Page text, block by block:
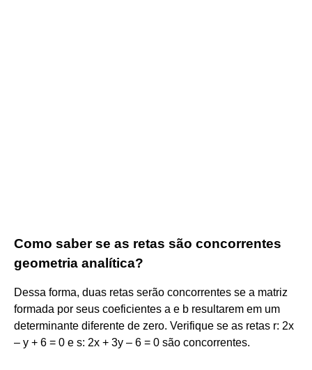
Como saber se as retas são concorrentes
geometria analítica?
Dessa forma, duas retas serão concorrentes se a matriz
formada por seus coeficientes a e b resultarem em um
determinante diferente de zero. Verifique se as retas r: 2x
– y + 6 = 0 e s: 2x + 3y – 6 = 0 são concorrentes.